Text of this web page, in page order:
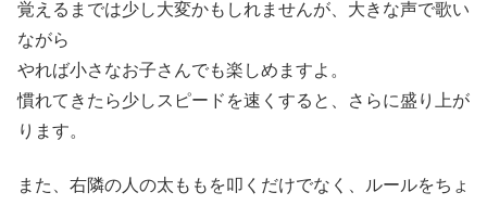
覚えるまでは少し大変かもしれませんが、大きな声で歌い
ながら
やれば小さなお子さんでも楽しめますよ。
慣れてきたら少しスピードを速くすると、さらに盛り上が
ります。
また、右隣の人の太ももを叩くだけでなく、ルールをちょ